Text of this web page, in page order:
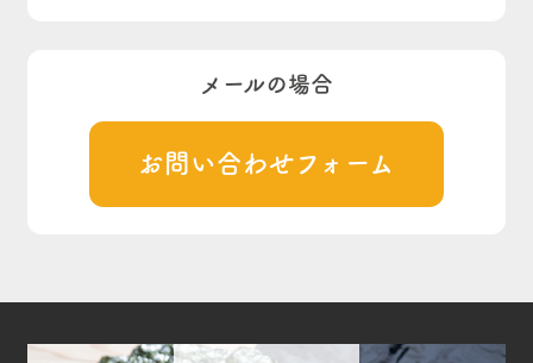
メールの場合
お問い合わせフォーム